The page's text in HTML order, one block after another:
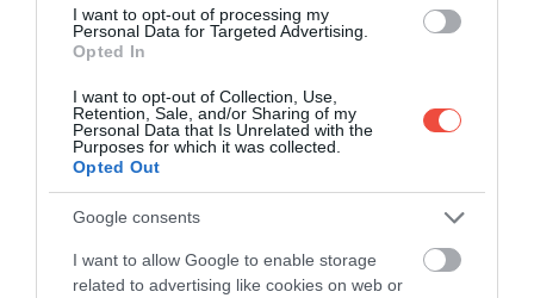
I want to opt-out of processing my
Personal Data for Targeted Advertising.
Opted In
I want to opt-out of Collection, Use,
Retention, Sale, and/or Sharing of my
Personal Data that Is Unrelated with the
Purposes for which it was collected.
Opted Out
Google consents
I want to allow Google to enable storage
related to advertising like cookies on web or